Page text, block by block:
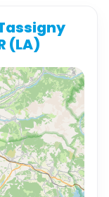
(LA)